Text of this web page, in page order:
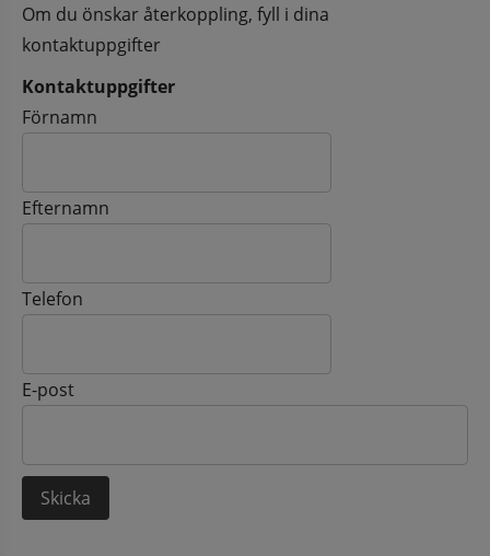
Om du önskar återkoppling, fyll i dina
kontaktuppgifter
Kontaktuppgifter
Kontaktuppgifter
Förnamn
Efternamn
Telefon
E-post